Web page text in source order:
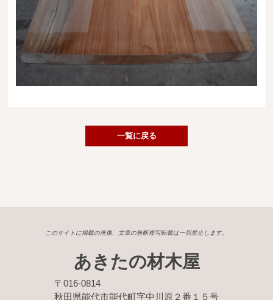
お買い物の流れ
送料・お支払い方法について
ご注文前の注意点
一枚板を直販できる店
当店の考え方
一覧に戻る
このサイトに掲載の画像、文章の無断複写転載は一切禁止します。
あきたの材木屋
〒016-0814
秋田県能代市能代町字中川原２番１５号